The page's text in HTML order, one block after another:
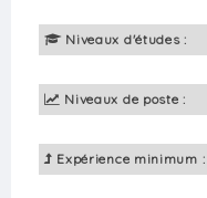
Niveaux d'études :
Niveaux de poste :
Expérience minimum :